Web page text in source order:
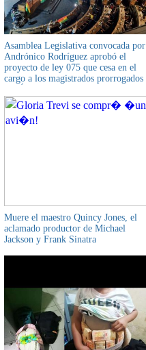
Asamblea Legislativa convocada por
Andrónico Rodríguez aprobó el
proyecto de ley 075 que cesa en el
cargo a los magistrados prorrogados
Muere el maestro Quincy Jones, el
aclamado productor de Michael
Jackson y Frank Sinatra